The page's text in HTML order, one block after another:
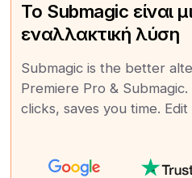
Το Submagic είναι
εναλλακτική λύση
Submagic is the better
Premiere Pro &
clicks, saves you time.